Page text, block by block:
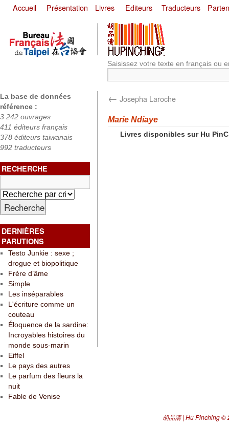
Accueil Présentation Livres Editeurs Traducteurs
Saisissez votre texte en français ou
La base de données
référence :
3 242 ouvrages
411 éditeurs français
378 éditeurs taiwanais
992 traducteurs
RECHERCHE
DERNIÈRES
PARUTIONS
Testo Junkie : sexe ;
drogue et biopolitique
Frère d’âme
Simple
Les inséparables
L'écriture comme un
couteau
Éloquence de la sardine:
Incroyables histoires du
monde sous-marin
Eiffel
Le pays des autres
Le parfum des fleurs la
nuit
Fable de Venise
← Josepha Laroche
Marie Ndiaye
Livres disponibles sur Hu
胡品清 | Hu Pinching©